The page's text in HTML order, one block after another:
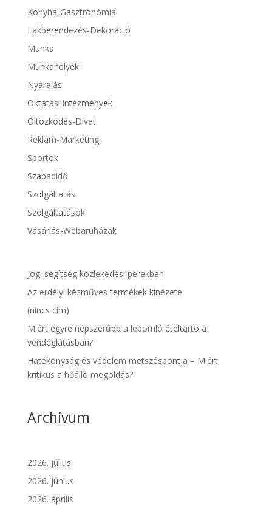
Konyha-Gasztronómia
Lakberendezés-Dekoráció
Munka
Munkahelyek
Nyaralás
Oktatási intézmények
Öltözködés-Divat
Reklám-Marketing
Sportok
Szabadidő
Szolgáltatás
Szolgáltatások
Vásárlás-Webáruházak
Jogi segítség közlekedési perekben
Az erdélyi kézműves termékek kinézete
(nincs cím)
Miért egyre népszerűbb a lebomló ételtartó a
vendéglátásban?
Hatékonyság és védelem metszéspontja – Miért
kritikus a hőálló megoldás?
Archívum
2026. július
2026. június
2026. április